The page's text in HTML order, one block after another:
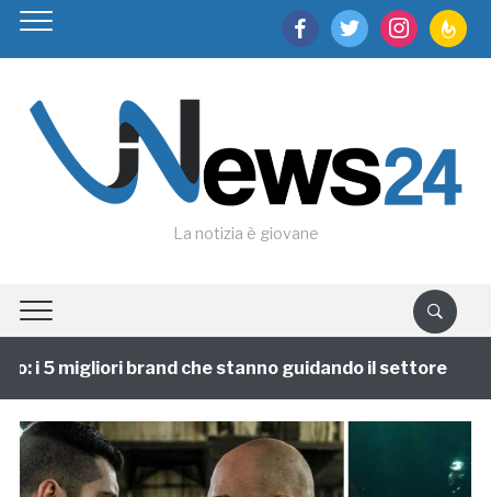
facebooktwitter instagram
La notizia è giovane
i 5 migliori brand che stanno guidando il settore